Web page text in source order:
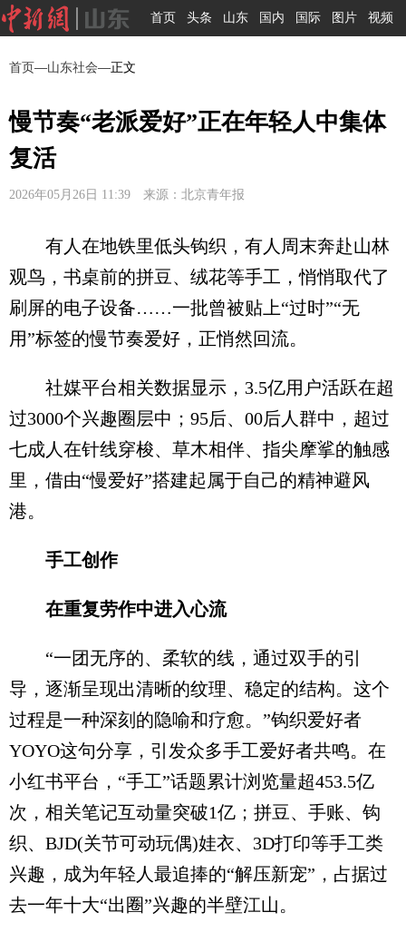
首页 头条 山东 国内 国际 图片 视频
首页—山东社会—正文
慢节奏“老派爱好”正在年轻人中集体
复活
2026年05月26日 11:39 来源：北京青年报
有人在地铁里低头钩织，有人周末奔赴山林
观鸟，书桌前的拼豆、绒花等手工，悄悄取代了
刷屏的电子设备……一批曾被贴上“过时”“无
用”标签的慢节奏爱好，正悄然回流。
社媒平台相关数据显示，3.5亿用户活跃在超
过3000个兴趣圈层中；95后、00后人群中，超过
七成人在针线穿梭、草木相伴、指尖摩挲的触感
里，借由“慢爱好”搭建起属于自己的精神避风
港。
手工创作
在重复劳作中进入心流
“一团无序的、柔软的线，通过双手的引
导，逐渐呈现出清晰的纹理、稳定的结构。这个
过程是一种深刻的隐喻和疗愈。”钩织爱好者
YOYO这句分享，引发众多手工爱好者共鸣。在
小红书平台，“手工”话题累计浏览量超453.5亿
次，相关笔记互动量突破1亿；拼豆、手账、钩
织、BJD(关节可动玩偶)娃衣、3D打印等手工类
兴趣，成为年轻人最追捧的“解压新宠”，占据过
去一年十大“出圈”兴趣的半壁江山。